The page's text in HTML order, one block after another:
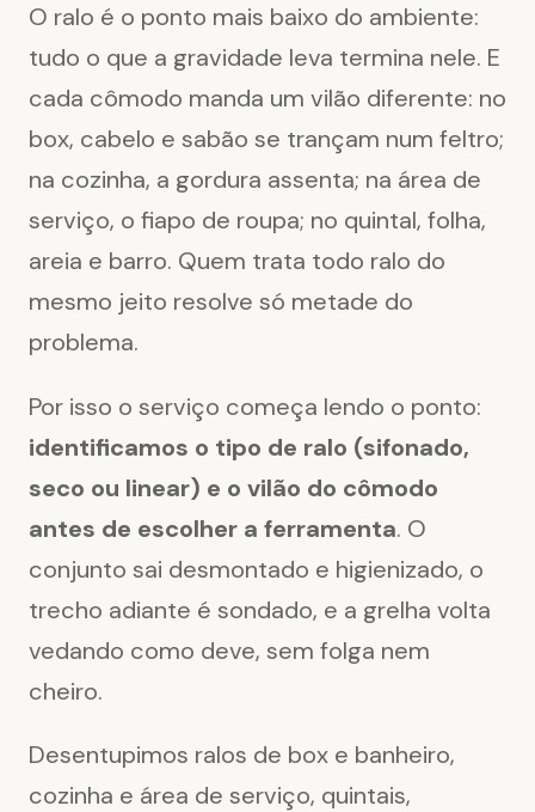
O ralo é o ponto mais baixo do ambiente:
tudo o que a gravidade leva termina nele. E
cada cômodo manda um vilão diferente: no
box, cabelo e sabão se trançam num feltro;
na cozinha, a gordura assenta; na área de
serviço, o fiapo de roupa; no quintal, folha,
areia e barro. Quem trata todo ralo do
mesmo jeito resolve só metade do
problema.
Por isso o serviço começa lendo o ponto:
identificamos o tipo de ralo (sifonado,
seco ou linear) e o vilão do cômodo
antes de escolher a ferramenta. O
conjunto sai desmontado e higienizado, o
trecho adiante é sondado, e a grelha volta
vedando como deve, sem folga nem
cheiro.
Desentupimos ralos de box e banheiro,
cozinha e área de serviço, quintais,